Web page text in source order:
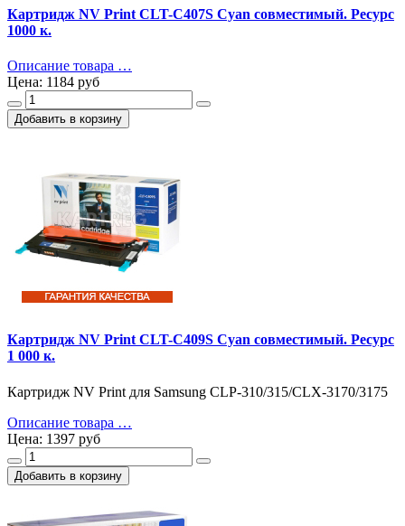
Картридж NV Print CLT-C407S Cyan совместимый. Ресурс
1000 к.
Описание товара …
Цена: 1184 руб
Картридж NV Print CLT-C409S Cyan совместимый. Ресурс
1 000 к.
Картридж NV Print для Samsung CLP-310/315/CLX-3170/3175
Описание товара …
Цена: 1397 руб